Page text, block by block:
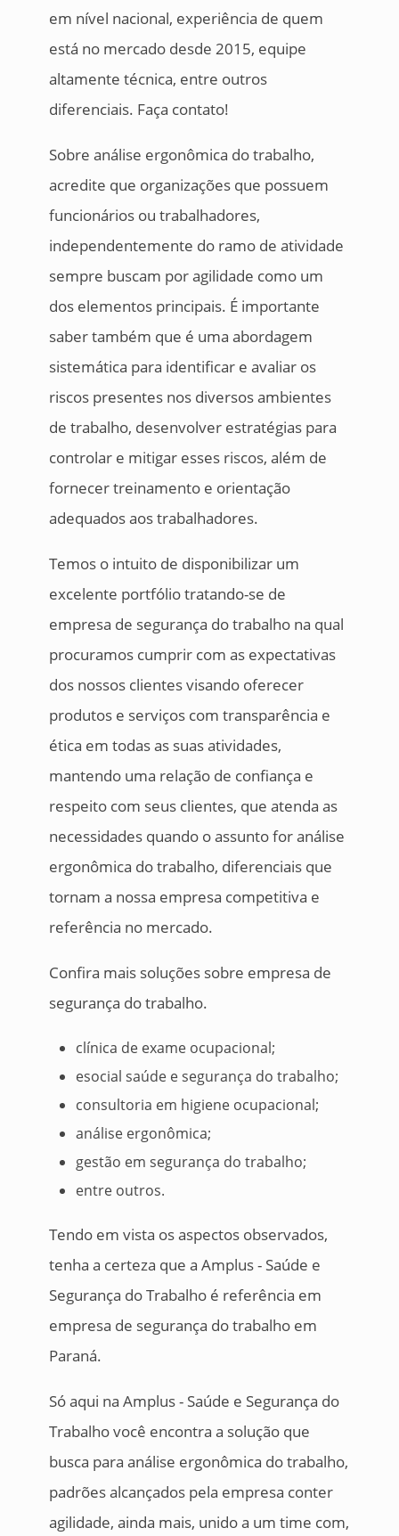
em nível nacional, experiência de quem
está no mercado desde 2015, equipe
altamente técnica, entre outros
diferenciais. Faça contato!
Sobre análise ergonômica do trabalho,
acredite que organizações que possuem
funcionários ou trabalhadores,
independentemente do ramo de atividade
sempre buscam por agilidade como um
dos elementos principais. É importante
saber também que é uma abordagem
sistemática para identificar e avaliar os
riscos presentes nos diversos ambientes
de trabalho, desenvolver estratégias para
controlar e mitigar esses riscos, além de
fornecer treinamento e orientação
adequados aos trabalhadores.
Temos o intuito de disponibilizar um
excelente portfólio tratando-se de
empresa de segurança do trabalho na qual
procuramos cumprir com as expectativas
dos nossos clientes visando oferecer
produtos e serviços com transparência e
ética em todas as suas atividades,
mantendo uma relação de confiança e
respeito com seus clientes, que atenda as
necessidades quando o assunto for análise
ergonômica do trabalho, diferenciais que
tornam a nossa empresa competitiva e
referência no mercado.
Confira mais soluções sobre empresa de
segurança do trabalho.
clínica de exame ocupacional;
esocial saúde e segurança do trabalho;
consultoria em higiene ocupacional;
análise ergonômica;
gestão em segurança do trabalho;
entre outros.
Tendo em vista os aspectos observados,
tenha a certeza que a Amplus - Saúde e
Segurança do Trabalho é referência em
empresa de segurança do trabalho em
Paraná.
Só aqui na Amplus - Saúde e Segurança do
Trabalho você encontra a solução que
busca para análise ergonômica do trabalho,
padrões alcançados pela empresa conter
agilidade, ainda mais, unido a um time com,